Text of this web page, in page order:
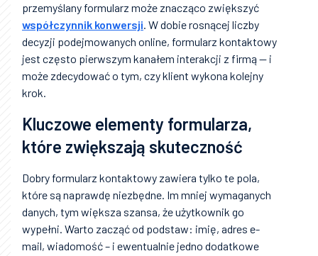
przemyślany formularz może znacząco zwiększyć
współczynnik konwersji. W dobie rosnącej liczby
decyzji podejmowanych online, formularz kontaktowy
jest często pierwszym kanałem interakcji z firmą — i
może zdecydować o tym, czy klient wykona kolejny
krok.
Kluczowe elementy formularza,
które zwiększają skuteczność
Dobry formularz kontaktowy zawiera tylko te pola,
które są naprawdę niezbędne. Im mniej wymaganych
danych, tym większa szansa, że użytkownik go
wypełni. Warto zacząć od podstaw: imię, adres e-
mail, wiadomość – i ewentualnie jedno dodatkowe